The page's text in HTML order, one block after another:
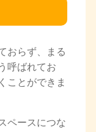
おらず、まる
呼ばれてお
ことができま
ペースにつな